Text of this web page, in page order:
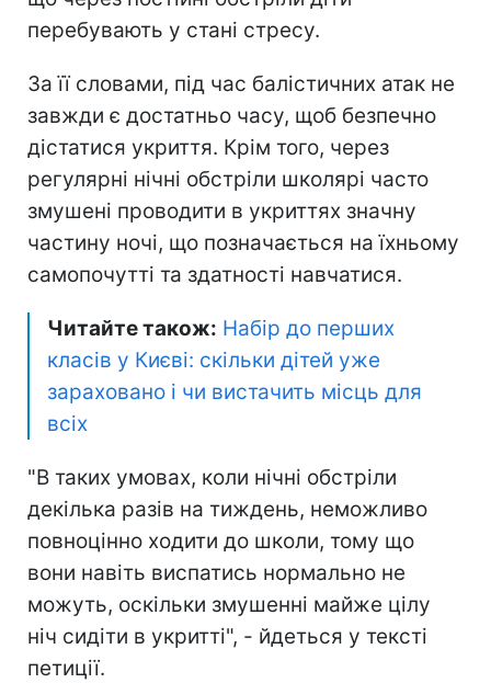
перебувають у стані стресу.
За її словами, під час балістичних атак не
завжди є достатньо часу, щоб безпечно
дістатися укриття. Крім того, через
регулярні нічні обстріли школярі часто
змушені проводити в укриттях значну
частину ночі, що позначається на їхньому
самопочутті та здатності навчатися.
Читайте також: Набір до перших
класів у Києві: скільки дітей уже
зараховано і чи вистачить місць для
всіх
"В таких умовах, коли нічні обстріли
декілька разів на тиждень, неможливо
повноцінно ходити до школи, тому що
вони навіть виспатись нормально не
можуть, оскільки змушенні майже цілу
ніч сидіти в укритті", - йдеться у тексті
петиції.